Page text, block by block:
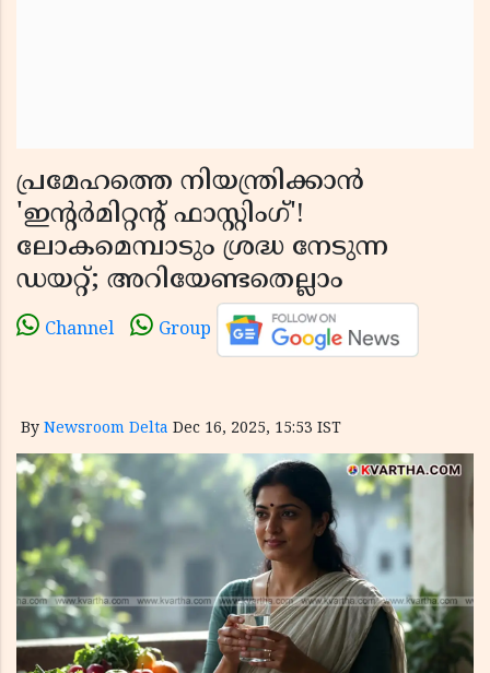
പ്രമേഹത്തെ നിയന്ത്രിക്കാൻ
'ഇൻ്റർമിറ്റൻ്റ് ഫാസ്റ്റിംഗ്'!
ലോകമെമ്പാടും ശ്രദ്ധ നേടുന്ന
ഡയറ്റ്; അറിയേണ്ടതെല്ലാം
Channel Group
By Newsroom Delta Dec 16, 2025, 15:53 IST